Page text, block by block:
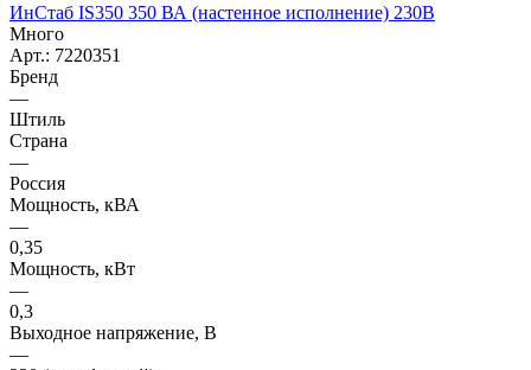
ИнСтаб IS350 350 ВА (настенное исполнение) 230В
Много
Арт.: 7220351
Бренд
—
Штиль
Страна
—
Россия
Мощность, кВА
—
0,35
Мощность, кВт
—
0,3
Выходное напряжение, В
—